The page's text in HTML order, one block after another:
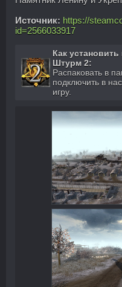
Источник: https://
id=2566033917
Как
Штурм 2:
Распаковать в
подключить в
игру.